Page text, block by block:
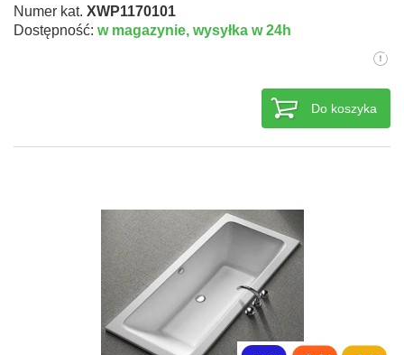
Numer kat. XWP1170101
Dostępność: w magazynie, wysyłka w 24h
Do koszyka